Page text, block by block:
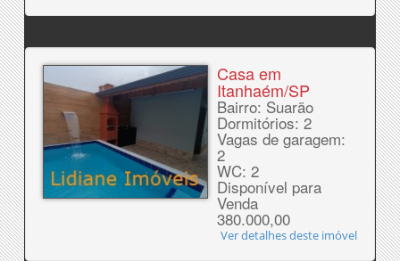
Casa em
Itanhaém/SP
Bairro: Suarão
Dormitórios: 2
Vagas de garagem:
2
WC: 2
Disponível para
Venda
380.000,00
Ver detalhes deste imóvel